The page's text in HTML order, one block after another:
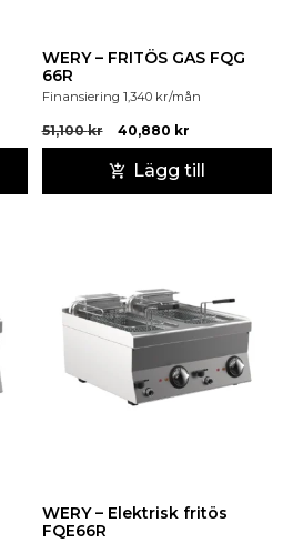
WERY – FRITÖS GAS FQG
66R
Finansiering 1,340 kr/mån
51,100kr 40,880 kr
Lägg till
WERY – Elektrisk fritös
FQE66R